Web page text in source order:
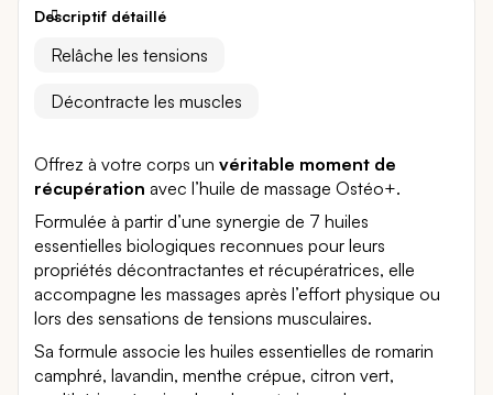
Descriptif détaillé
Relâche les tensions
Décontracte les muscles
Offrez à votre corps un véritable moment de
récupération avec l’huile de massage Ostéo+.
Formulée à partir d’une synergie de 7 huiles
essentielles biologiques reconnues pour leurs
propriétés décontractantes et récupératrices, elle
accompagne les massages après l’effort physique ou
lors des sensations de tensions musculaires.
Sa formule associe les huiles essentielles de romarin
camphré, lavandin, menthe crépue, citron vert,